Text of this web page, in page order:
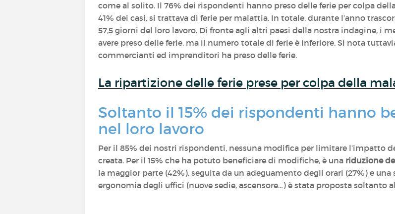
come al solito. Il 76% dei rispondenti hanno preso delle ferie per colpa
41% dei casi, si trattava di ferie per malattia. In totale, durante l’anno
57,5 giorni del loro lavoro. Di fronte agli altri paesi della nostra indagine, i
avere preso delle ferie, ma il numero totale di ferie è inferiore. Si nota
commercianti ed imprenditori ha preso delle ferie.
La ripartizione delle ferie prese per colpa della
Soltanto il 15% dei rispondenti hanno
nel loro lavoro
Per il 85% dei nostri rispondenti, nessuna modifica per limitare l’impatto
creata. Per il 15% che ha potuto beneficiare di modifiche, è una riduzione
la maggior parte (42%), seguita da un adeguamento degli orari (27%) e
ergonomia degli uffici (nuove sedie, ascensore…) è stata proposta soltanto